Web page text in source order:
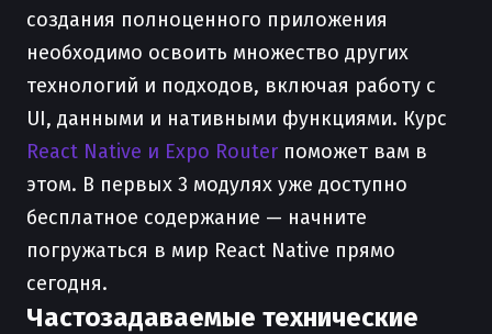
создания полноценного приложения
необходимо освоить множество других
технологий и подходов, включая работу с
UI, данными и нативными функциями. Курс
React Native и Expo Router поможет вам в
этом. В первых 3 модулях уже доступно
бесплатное содержание — начните
погружаться в мир React Native прямо
сегодня.
Частозадаваемые технические